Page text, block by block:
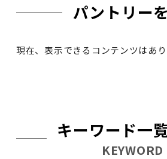
パントリー
現在、表示できるコンテンツはあり
キーワード一
KEYWORD